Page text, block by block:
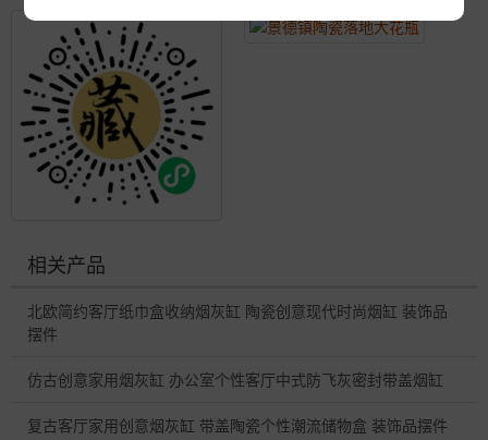
相关产品
北欧简约客厅纸巾盒收纳烟灰缸 陶瓷创意现代时尚烟缸 装饰品
摆件
仿古创意家用烟灰缸 办公室个性客厅中式防飞灰密封带盖烟缸
复古客厅家用创意烟灰缸 带盖陶瓷个性潮流储物盒 装饰品摆件